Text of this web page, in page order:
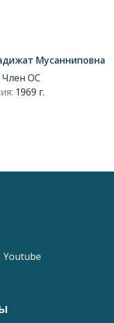
Мусанниповна
Член ОС
1969 г.
Youtube